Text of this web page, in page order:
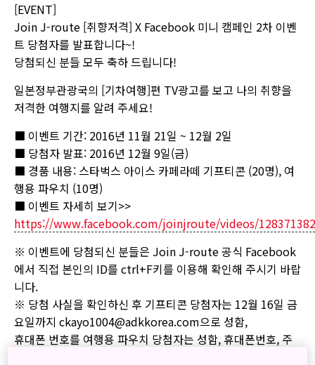
[EVENT]
Join J-route [취향저격] X Facebook 미니 캠페인 2차 이벤
트 당첨자를 발표합니다~!
당첨되신 분들 모두 축하 드립니다!
일본정부관광국의 [기차여행]편 TV광고를 보고 나의 취향을
저격한 여행지를 알려 주세요!
■ 이벤트 기간: 2016년 11월 21일 ~ 12월 2일
■ 당첨자 발표: 2016년 12월 9일(금)
■ 경품 내용: 스타벅스 아이스 카페라떼 기프티콘 (20명), 여
행용 파우치 (10명)
■ 이벤트 자세히 보기>>
https://www.facebook.com/joinjroute/videos/
※ 이벤트에 당첨되신 분들은 Join J-route 공식 Facebook
에서 직접 본인의 ID를 ctrl+F키를 이용해 확인해 주시기 바랍
니다.
※ 당첨 사실을 확인하신 후 기프티콘 당첨자는 12월 16일 금
요일까지 ckayo1004@adkkorea.com으로 성함,
휴대폰 번호를 여행용 파우치 당첨자는 성함, 휴대폰번호, 주